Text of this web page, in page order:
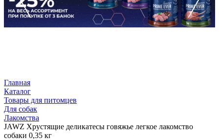
Главная
Каталог
Товары для питомцев
Для собак
Лакомства
JAWZ Хрустящие деликатесы говяжье легкое лакомство
собаки 0,35 кг